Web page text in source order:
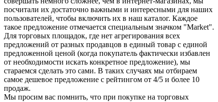
посчитали их достаточно важными и интересными для наших
пользователей, чтобы включить их в наш каталог. Каждое
такое предложение отмечается специальным значком "Market".
Для торговых площадок, где нет агрегирования всех
предложений от разных продавцов в единый товар с единой
предложенной ценой (когда покупатель фактически избавлен
от необходимости искать конкретное предложение), мы
стараемся сделать это сами. В таких случаях мы отбираем
самое дешевое предложение с рейтингом от 4/5 и более 10
продаж.
Мы просим вас помнить, что при покупке на торговых